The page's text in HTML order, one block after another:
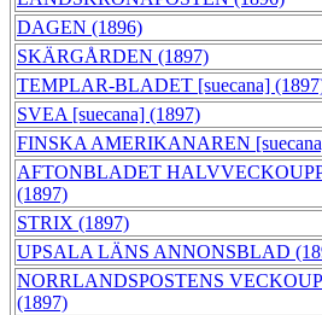
DAGEN (1896)
SKÄRGÅRDEN (1897)
TEMPLAR-BLADET [suecana]
SVEA [suecana] (1897)
FINSKA AMERIKANAREN
AFTONBLADET
(1897)
STRIX (1897)
UPSALA LÄNS ANNONSBLAD
NORRLANDSPOSTENS
(1897)